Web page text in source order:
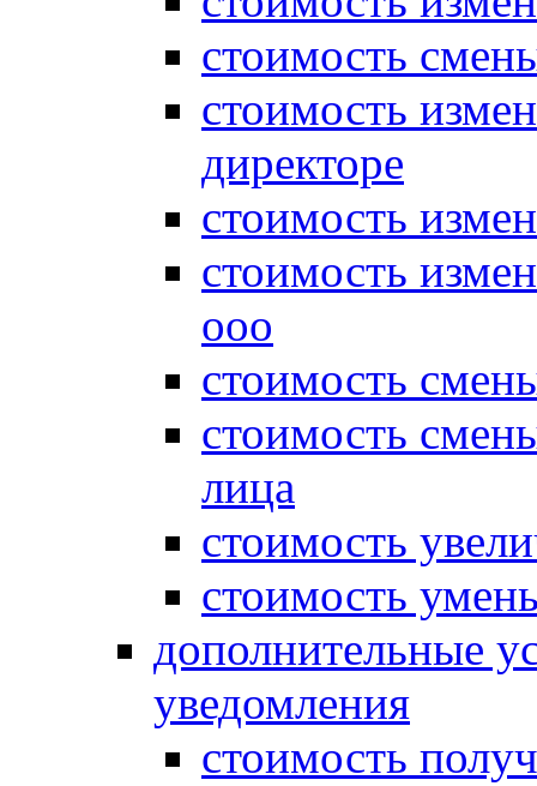
стоимость
стоимость
директоре
стоимость
стоимость
ооо
стоимость
стоимость
лица
стоимость
стоимость
дополнительные
уведомления
стоимость